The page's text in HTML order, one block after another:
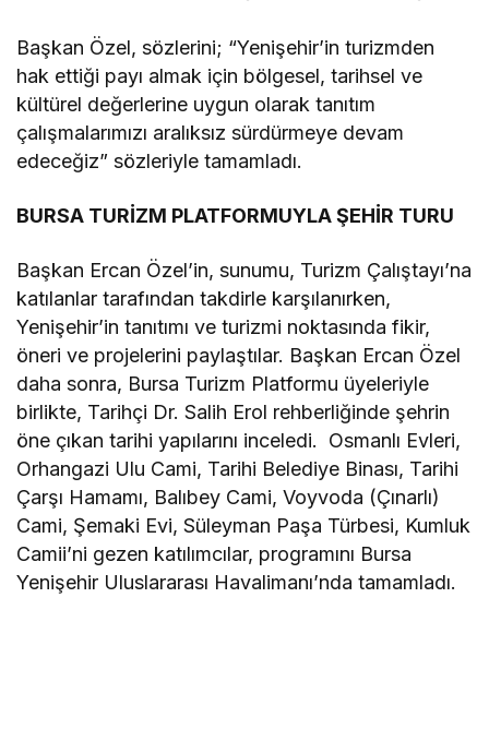
Başkan Özel, sözlerini; “Yenişehir’in turizmden
hak ettiği payı almak için bölgesel, tarihsel ve
kültürel değerlerine uygun olarak tanıtım
çalışmalarımızı aralıksız sürdürmeye devam
edeceğiz” sözleriyle tamamladı.
BURSA TURİZM PLATFORMUYLA ŞEHİR TURU
Başkan Ercan Özel’in, sunumu, Turizm Çalıştayı’na
katılanlar tarafından takdirle karşılanırken,
Yenişehir’in tanıtımı ve turizmi noktasında fikir,
öneri ve projelerini paylaştılar. Başkan Ercan Özel
daha sonra, Bursa Turizm Platformu üyeleriyle
birlikte, Tarihçi Dr. Salih Erol rehberliğinde şehrin
öne çıkan tarihi yapılarını inceledi. Osmanlı Evleri,
Orhangazi Ulu Cami, Tarihi Belediye Binası, Tarihi
Çarşı Hamamı, Balıbey Cami, Voyvoda (Çınarlı)
Cami, Şemaki Evi, Süleyman Paşa Türbesi, Kumluk
Camii’ni gezen katılımcılar, programını Bursa
Yenişehir Uluslararası Havalimanı’nda tamamladı.